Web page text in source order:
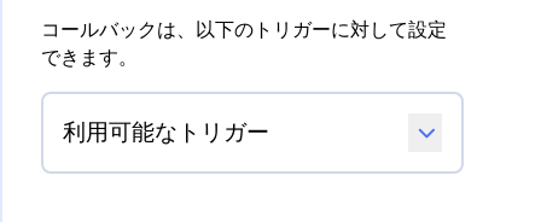
コールバックは、以下のトリガーに対して設定
できます。
利用可能なトリガー